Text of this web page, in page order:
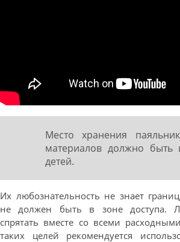
Место хранения
материалов должно быть
детей.
Их любознательность не знает
не должен быть в зоне доступа.
спрятать вместе со всеми
таких целей рекомендуется